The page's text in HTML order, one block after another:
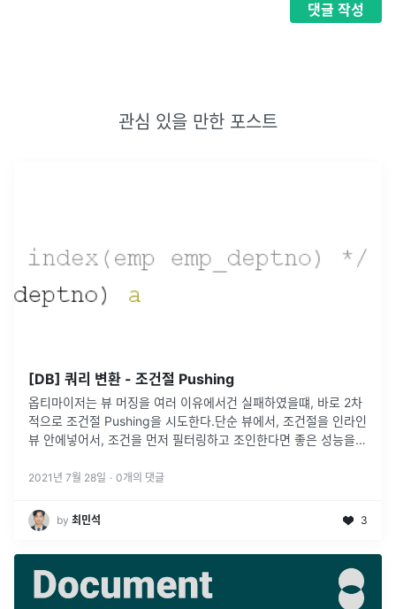
댓글 작성
관심 있을 만한 포스트
[DB] 쿼리 변환 - 조건절 Pushing
옵티마이저는 뷰 머징을 여러 이유에서건 실패하였을떄, 바로 2차
적으로 조건절 Pushing을 시도한다.단순 뷰에서, 조건절을 인라인
뷰 안에넣어서, 조건을 먼저 필터링하고 조인한다면 좋은 성능을
블...
2021년 7월 28일 · 0개의 댓글
by 최민석 3